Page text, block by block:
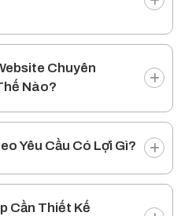
Chuyên
Nào?
Yêu Cầu Có Lợi Gì?
Cần Thiết Kế